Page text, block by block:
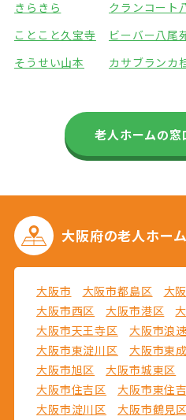
きらきら クランコート
ことこと久宝寺
ビーバー八尾
そうせい山本
カサブランカ
老人ホームの窓
大阪府の老人ホー
大阪市 大阪市都島区 大
大阪市西区
大阪市港区
大阪市天王寺区
大阪市浪
大阪市東淀川区
大阪市東
大阪市旭区
大阪市城東区
大阪市住吉区
大阪市東住
大阪市淀川区
大阪市鶴見区